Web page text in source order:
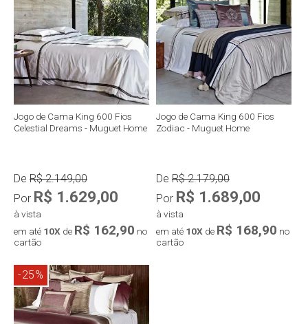
Compra rápida Compra rápida
Jogo de Cama King 600 Fios
Celestial Dreams - Muguet Home
De R$ 2.149,00
Por R$ 1.629,00
à vista
em até 10X de R$ 162,90 no
cartão
Compra rápida
Jogo de Cama King 600 Fios
Zodiac - Muguet Home
De R$ 2.179,00
Por R$ 1.689,00
à vista
em até 10X de R$ 168,90 no
cartão
-25%